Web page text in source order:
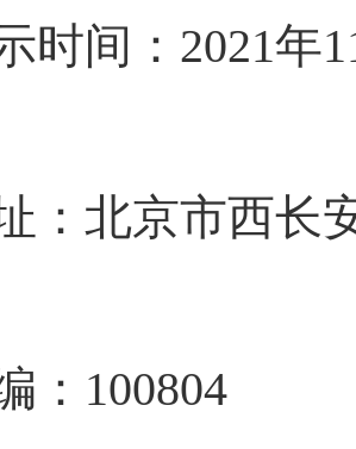
间：2021年
北京市西长安
100804